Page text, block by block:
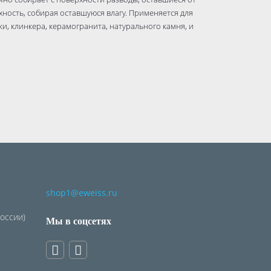
собирая оставшуюся влагу. Применяется для
клинкера, керамогранита, натурального камня, и
shop1@eweiss.ru
Мы в соцсетях